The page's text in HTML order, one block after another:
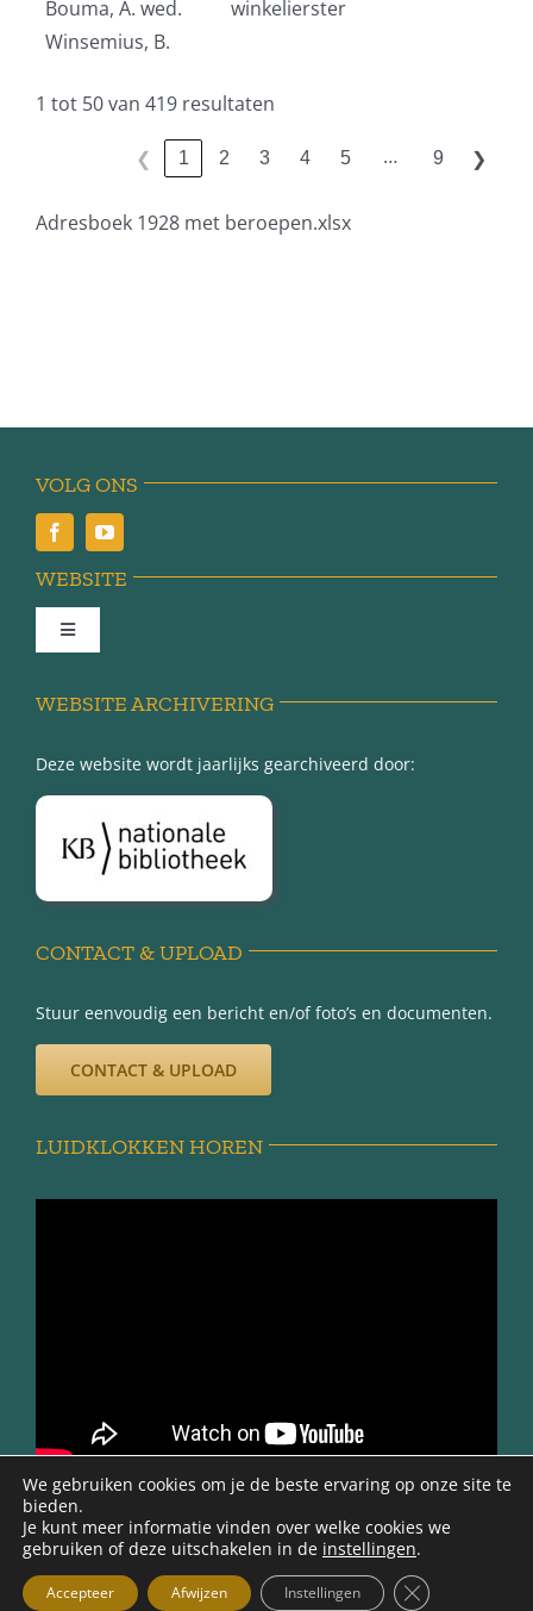
Bouma, A. wed.
Winsemius, B.
winkelierster
1 tot 50 van 419 resultaten
❮ 1 2 3 4 5 … 9 ❯
Adresboek 1928 met beroepen.xlsx
VOLG ONS
WEBSITE
Toggle
Over Minnertsga
Disclaimer
WEBSITE ARCHIVERING
Deze website wordt jaarlijks gearchiveerd door:
CONTACT & UPLOAD
Stuur eenvoudig een bericht en/of foto’s en documenten.
CONTACT & UPLOAD
LUIDKLOKKEN HOREN
@ 2012 -2026 | Werkgroep Minnertsga Vroeger | Ontwerp en
beheer Gerryt Bouma |
We gebruiken cookies om je de beste ervaring op onze site te
bieden.
Je kunt meer informatie vinden over welke cookies we
gebruiken of deze uitschakelen in de instellingen.
Accepteer Afwijzen Instellingen Sluit AVG/